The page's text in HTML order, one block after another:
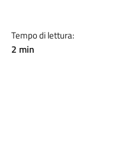
Tempo di lettura:
2 min